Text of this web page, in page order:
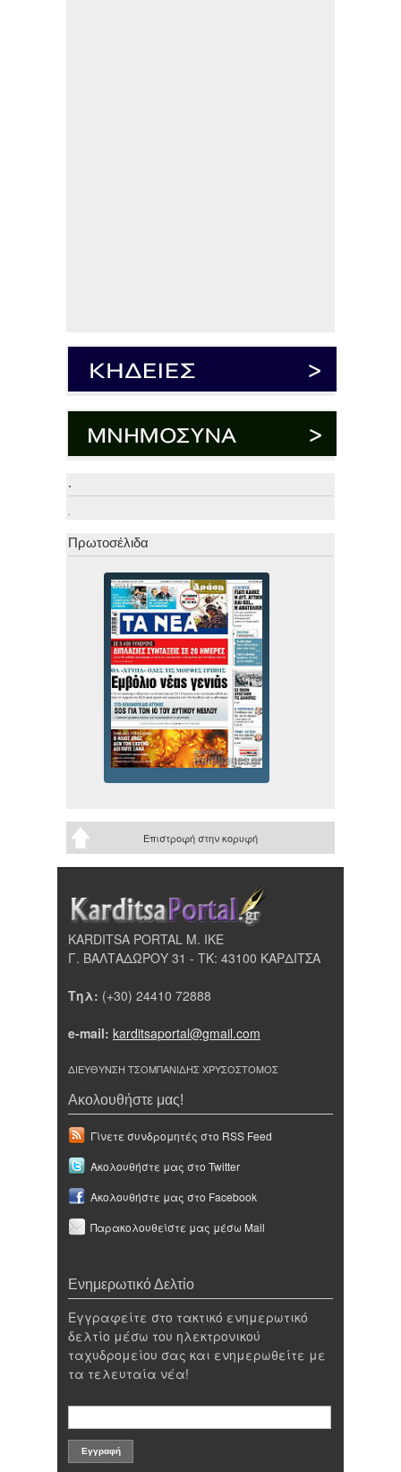
.
.
Πρωτοσέλιδα
Επιστροφή στην κορυφή
KARDITSA PORTAL Μ. ΙΚΕ
Γ. ΒΑΛΤΑΔΩΡΟΥ 31 - ΤΚ: 43100 ΚΑΡΔΙΤΣΑ
Τηλ: (+30) 24410 72888
e-mail: karditsaportal@gmail.com
ΔΙΕΥΘΥΝΣΗ ΤΣΟΜΠΑΝΙΔΗΣ ΧΡΥΣΟΣΤΟΜΟΣ
Ακολουθήστε μας!
Γίνετε συνδρομητές στο RSS Feed
Ακολουθήστε μας στο Twitter
Ακολουθήστε μας στο Facebook
Παρακολουθείστε μας μέσω Mail
Ενημερωτικό Δελτίο
Εγγραφείτε στο τακτικό ενημερωτικό
δελτίο μέσω του ηλεκτρονικού
ταχυδρομείου σας και ενημερωθείτε με
τα τελευταία νέα!